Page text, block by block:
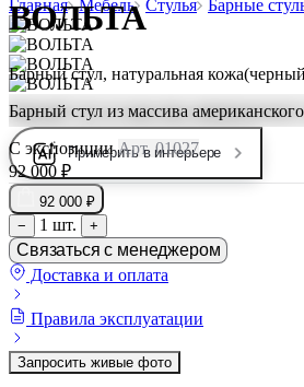
Главная Мебель Стулья Барные
Примерить в интерьере
ВОЛЬТА
Барный стул, натуральная
Барный стул из массива
С экспозиции Арт. 01027
92 000 ₽
92 000 ₽
−
1 шт. +
Связаться с менеджером
Доставка и оплата
Правила эксплуатации
Запросить живые фото